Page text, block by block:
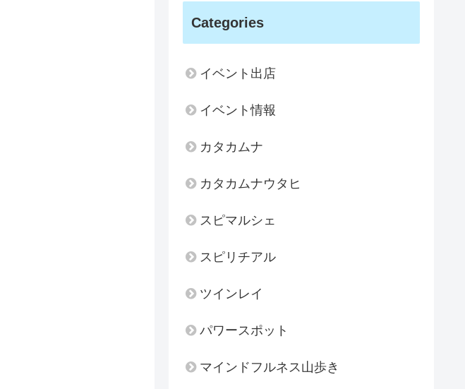
Categories
イベント出店
イベント情報
カタカムナ
カタカムナウタヒ
スピマルシェ
スピリチアル
ツインレイ
パワースポット
マインドフルネス山歩き